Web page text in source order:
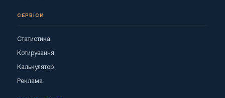
СЕРВІСИ
Статистика
Котирування
Калькулятор
Реклама